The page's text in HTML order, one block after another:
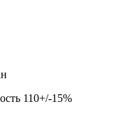
110+/-15%